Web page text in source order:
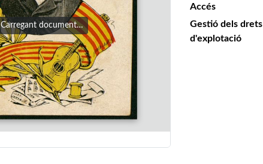
Carregant document…
Accés
Gestió dels drets
d'explotació